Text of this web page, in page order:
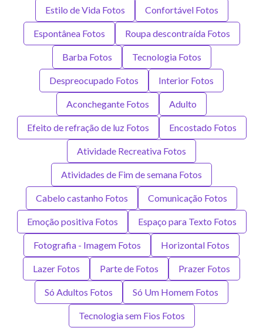
Estilo de Vida Fotos Confortável Fotos
Espontânea Fotos Roupa descontraída Fotos
Barba Fotos Tecnologia Fotos
Despreocupado Fotos Interior Fotos
Aconchegante Fotos Adulto
Efeito de refração de luz Fotos Encostado Fotos
Atividade Recreativa Fotos
Atividades de Fim de semana Fotos
Cabelo castanho Fotos Comunicação Fotos
Emoção positiva Fotos Espaço para Texto Fotos
Fotografia - Imagem Fotos Horizontal Fotos
Lazer Fotos Parte de Fotos Prazer Fotos
Só Adultos Fotos Só Um Homem Fotos
Tecnologia sem Fios Fotos